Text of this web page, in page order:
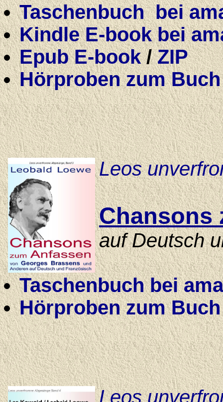
Taschenbuchbei
Kindle E-book bei
Epub E-book/ZIP
Hörproben zum Buch
Leos
Chansons
auf Deutsch
Taschenbuch bei
Hörproben zum Buch
Leos